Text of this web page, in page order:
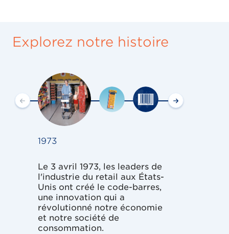
Explorez notre histoire
1973
Le 3 avril 1973, les leaders de
l'industrie du retail aux États-
Unis ont créé le code-barres,
une innovation qui a
révolutionné notre économie
et notre société de
consommation.